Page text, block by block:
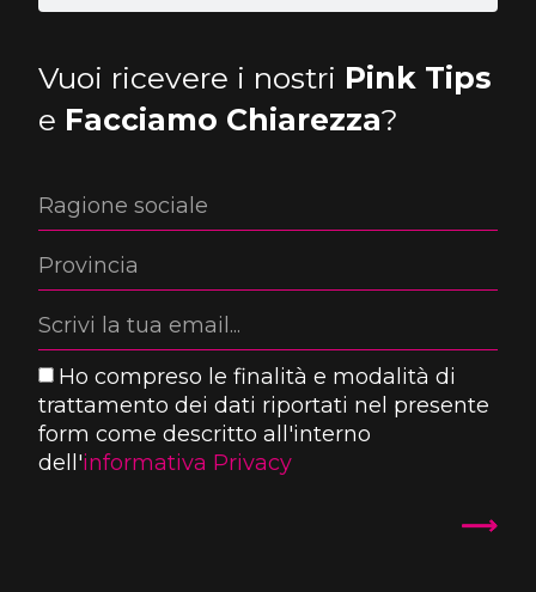
Vuoi ricevere i nostri Pink Tips
e Facciamo Chiarezza?
Ho compreso le finalità e modalità di
trattamento dei dati riportati nel presente
form come descritto all'interno
dell'informativa Privacy